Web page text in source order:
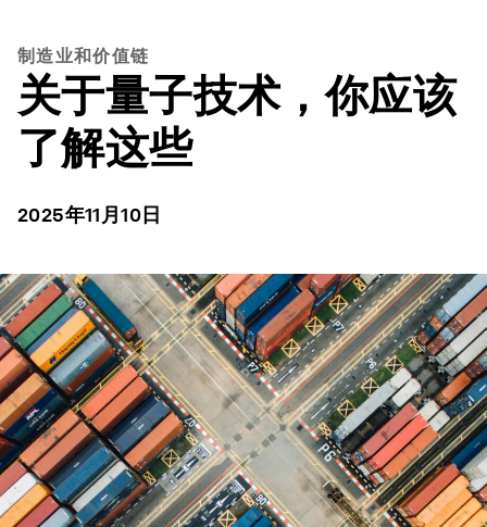
制造业和价值链
关于量子技术，你应该
了解这些
2025年11月10日